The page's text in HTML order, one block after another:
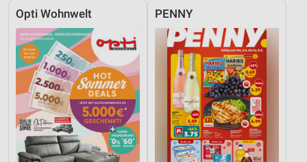
Opti Wohnwelt PENNY